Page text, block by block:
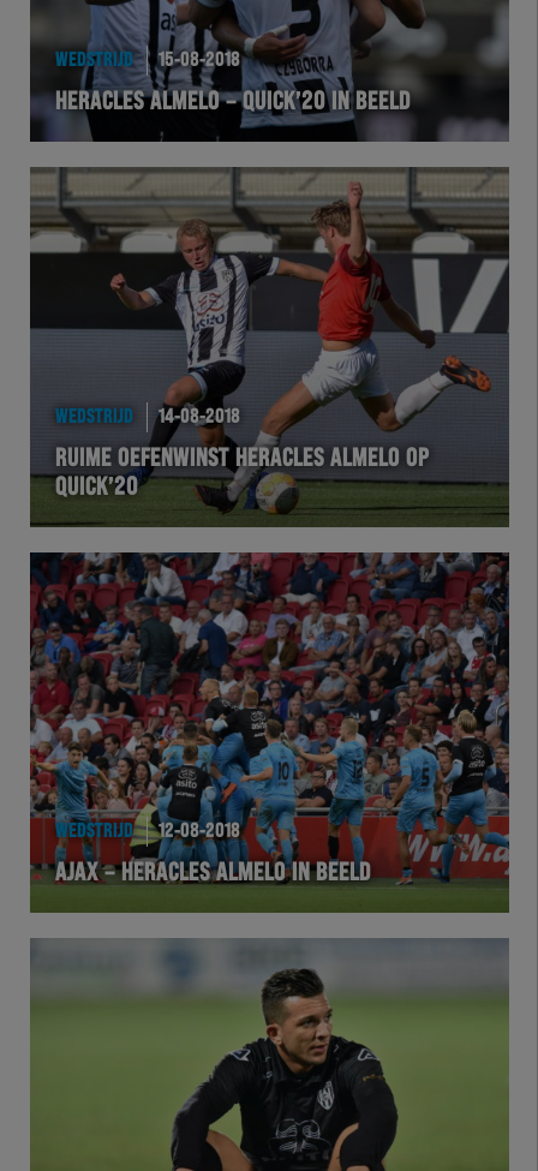
WEDSTRIJD 15-08-2018
HERACLES ALMELO – QUICK’20 IN BEELD
WEDSTRIJD 14-08-2018
RUIME OEFENWINST HERACLES ALMELO OP
QUICK’20
WEDSTRIJD 12-08-2018
AJAX – HERACLES ALMELO IN BEELD